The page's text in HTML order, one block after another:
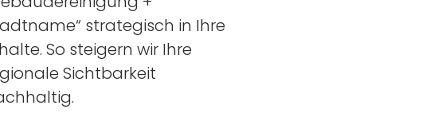
strategisch in Ihre
So steigern wir Ihre
Sichtbarkeit